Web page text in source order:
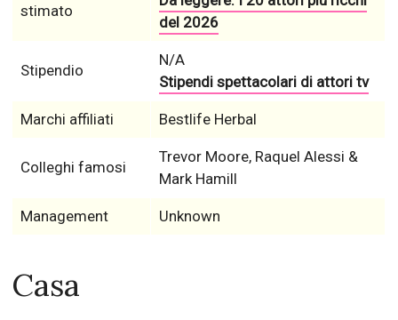
stimato
del 2026
Stipendio
N/A
Stipendi spettacolari di attori tv
Marchi affiliati Bestlife Herbal
Colleghi famosi
Trevor Moore, Raquel Alessi &
Mark Hamill
Management Unknown
Casa